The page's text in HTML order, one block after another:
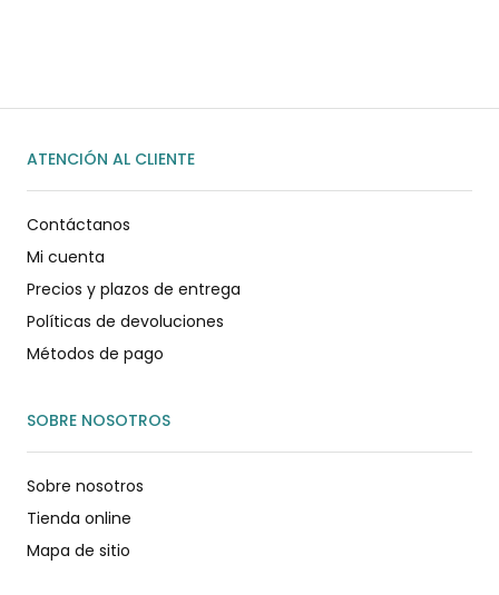
ATENCIÓN AL CLIENTE
Contáctanos
Mi cuenta
Precios y plazos de entrega
Políticas de devoluciones
Métodos de pago
SOBRE NOSOTROS
Sobre nosotros
Tienda online
Mapa de sitio